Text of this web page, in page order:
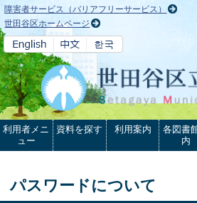
本文へ
障害者サービス（バリアフリーサービス）
世田谷区ホームページ
利用者メニ
ュー
資料を探す 利用案内
各図書
内
パスワードについて